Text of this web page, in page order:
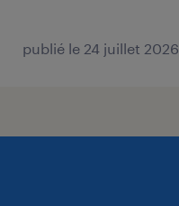
publié le 24 juillet 2026